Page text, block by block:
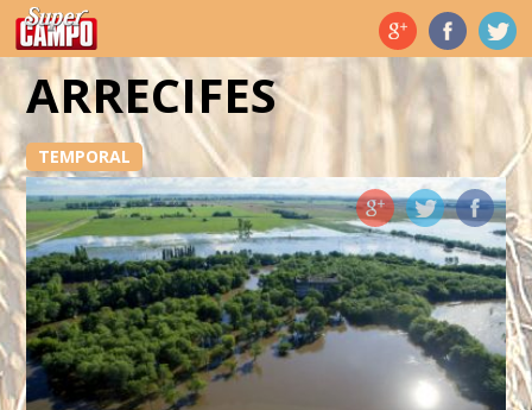
Temas de hoy
ARRECIFES
TEMPORAL